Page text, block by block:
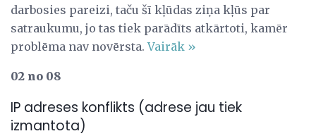
darbosies pareizi, taču šī kļūdas ziņa kļūs par
satraukumu, jo tas tiek parādīts atkārtoti, kamēr
problēma nav novērsta.Vairāk »
02 no 08
IP adreses konflikts (adrese jau tiek
izmantota)